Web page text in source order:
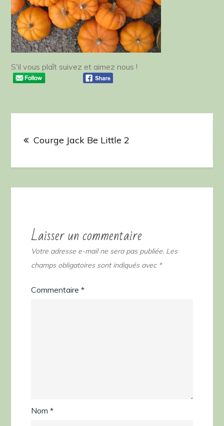
S'il vous plaît suivez et aimez nous !
Navigation
de
l’article
Courge Jack Be Little 2
Laisser un commentaire
Votre adresse e-mail ne sera pas publiée. Les
champs obligatoires sont indiqués avec *
Commentaire*
Nom*